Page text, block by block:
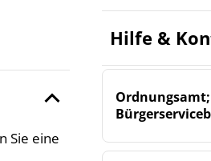
Sie eine
Hilfe &